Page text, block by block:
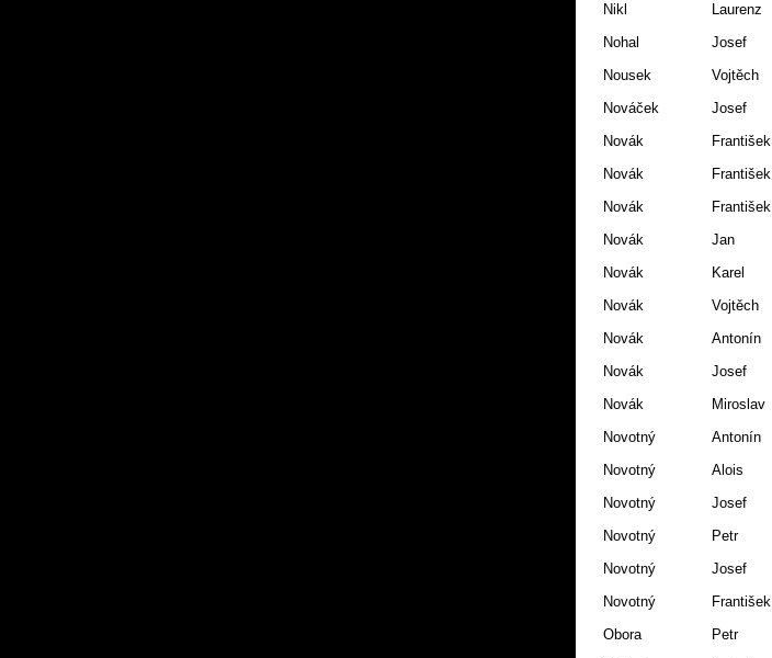
Nikl
Laurenz
Nohal
Josef
Nousek
Vojtěch
Nováček
Josef
Novák
František
Novák
František
Novák
František
Novák
Jan
Novák
Karel
Novák
Vojtěch
Novák
Antonín
Novák
Josef
Novák
Miroslav
Novotný
Antonín
Novotný
Alois
Novotný
Josef
Novotný
Petr
Novotný
Josef
Novotný
František
Obora
Petr